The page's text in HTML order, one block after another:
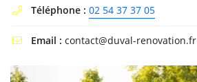
 Téléphone : 02 54 37 37 05
 Email : contact@duval-renovation.fr